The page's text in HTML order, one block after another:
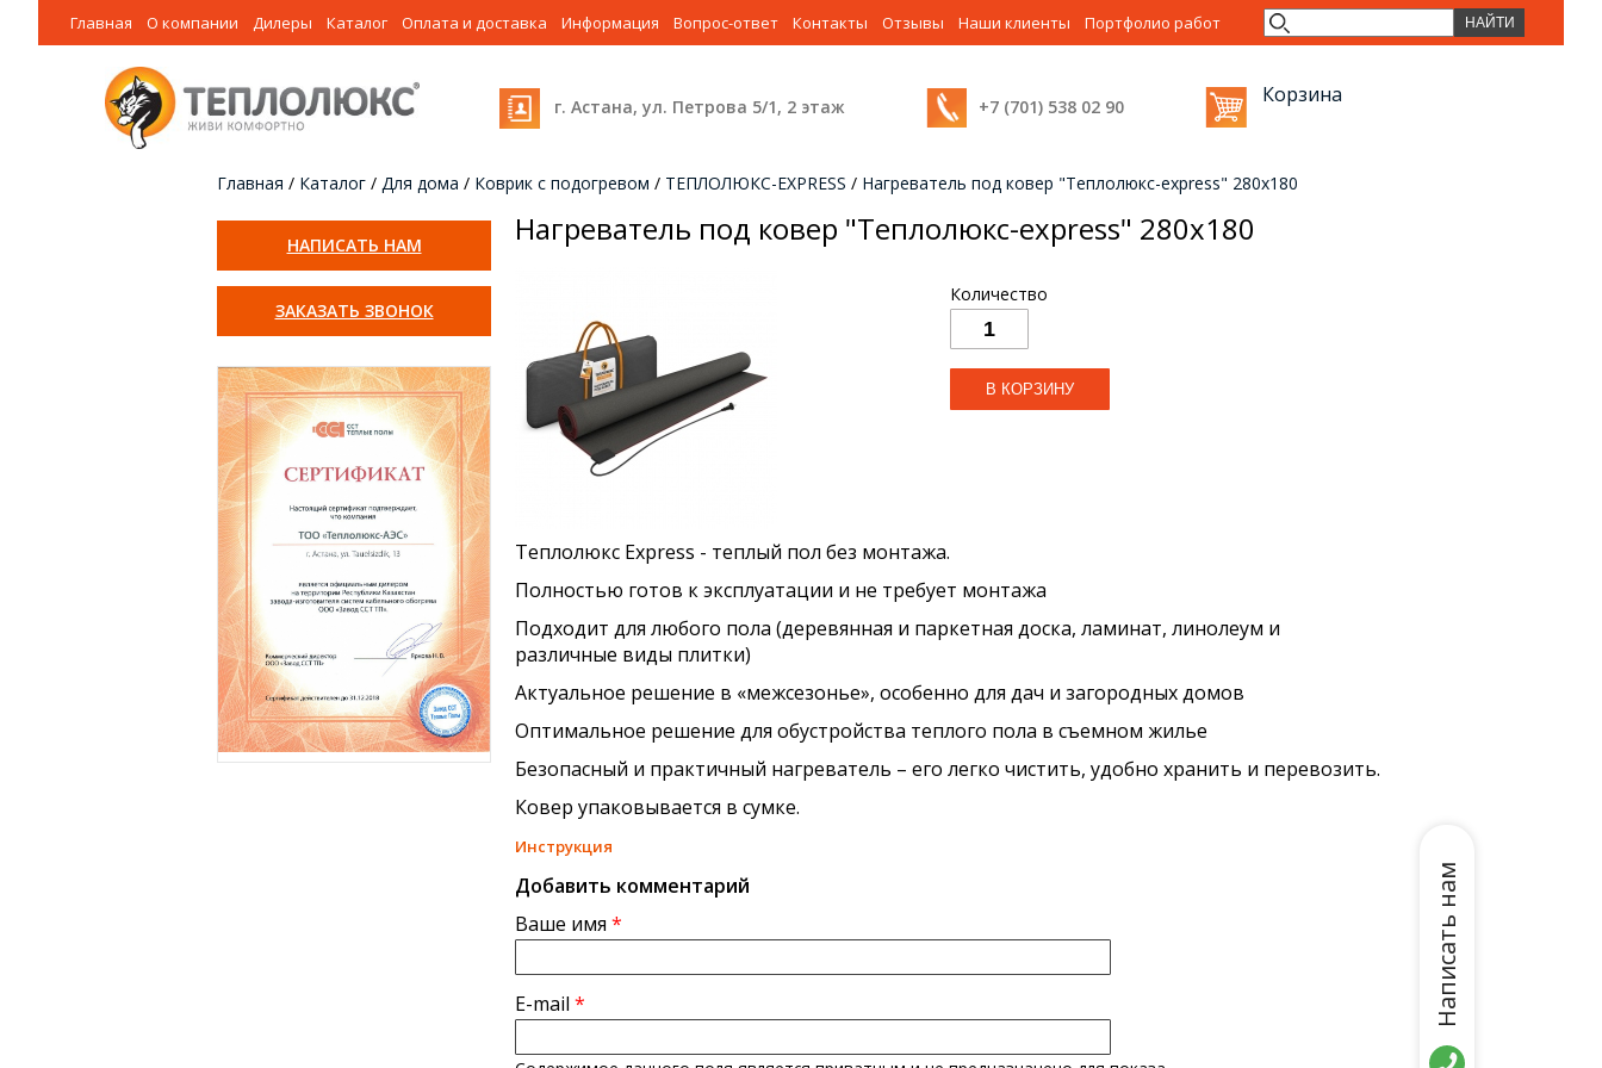
Главная О компании Дилеры Каталог Оплата и доставка Информация Вопрос-ответ Контакты Отзывы Наши клиенты Портфолио работ
г. Астана, ул. Петрова 5/1, 2 этаж +7 (701) 538 02 90 Корзина
НАПИСАТЬ НАМ
ЗАКАЗАТЬ ЗВОНОК
Главная / Каталог / Для дома / Коврик с подогревом / ТЕПЛОЛЮКС-EXPRESS / Нагреватель под ковер "Теплолюкс-express" 280х180
Нагреватель под ковер "Теплолюкс-express" 280х180
Количество
Теплолюкс Express - теплый пол без монтажа.
Полностью готов к эксплуатации и не требует монтажа
Подходит для любого пола (деревянная и паркетная доска, ламинат, линолеум и
различные виды плитки)
Актуальное решение в «межсезонье», особенно для дач и загородных домов
Оптимальное решение для обустройства теплого пола в съемном жилье
Безопасный и практичный нагреватель – его легко чистить, удобно хранить и перевозить.
Ковер упаковывается в сумке.
Инструкция
Добавить комментарий
Ваше имя *
E-mail * Написать нам